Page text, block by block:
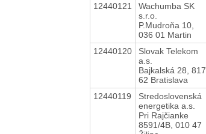
12440121
Wachumba SK
s.r.o.
P.Mudroňa 10,
036 01 Martin
12440120
Slovak Telekom
a.s.
Bajkalská 28, 817
62 Bratislava
12440119
Stredoslovenská
energetika a.s.
Pri Rajčianke
8591/4B, 010 47